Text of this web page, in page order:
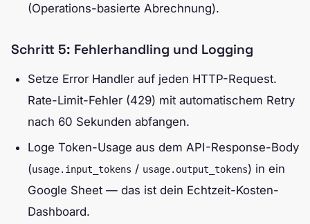
(Operations-basierte Abrechnung).
Schritt 5: Fehlerhandling und Logging
Setze Error Handler auf jeden HTTP-Request.
Rate-Limit-Fehler (429) mit automatischem Retry
nach 60 Sekunden abfangen.
Loge Token-Usage aus dem API-Response-Body
(usage.input_tokens / usage.output_tokens) in ein
Google Sheet — das ist dein Echtzeit-Kosten-
Dashboard.